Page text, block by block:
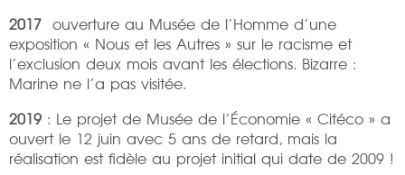
2017 ouverture au Musée de l’Homme d’une
exposition « Nous et les Autres » sur le racisme et
l’exclusion deux mois avant les élections. Bizarre :
Marine ne l’a pas visitée.
2019 : Le projet de Musée de l’Économie « Citéco » a
ouvert le 12 juin avec 5 ans de retard, mais la
réalisation est fidèle au projet initial qui date de 2009 !